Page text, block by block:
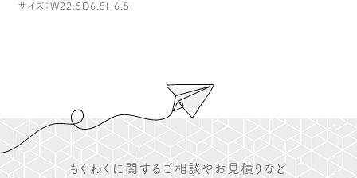
サイズ：W22.5D6.5H6.5
もくわくに関するご相談やお見積りなど